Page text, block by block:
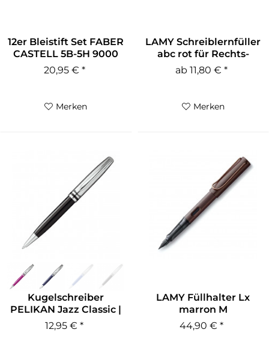
12er Bleistift Set FABER
CASTELL 5B-5H 9000
20,95 € *
Merken
LAMY Schreiblernfüller
abc rot für Rechts-
und...
ab 11,80 € *
Merken
Kugelschreiber
PELIKAN Jazz Classic |
Gravur...
12,95 € *
LAMY Füllhalter Lx
marron M
44,90 € *